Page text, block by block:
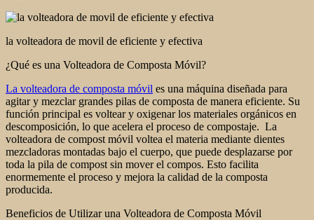
la volteadora de movil de eficiente y efectiva
¿Qué es una Volteadora de Composta Móvil?
La volteadora de composta móvil es una máquina diseñada para
agitar y mezclar grandes pilas de composta de manera eficiente. Su
función principal es voltear y oxigenar los materiales orgánicos en
descomposición, lo que acelera el proceso de compostaje. La
volteadora de compost móvil voltea el materia mediante dientes
mezcladoras montadas bajo el cuerpo, que puede desplazarse por
toda la pila de compost sin mover el compos. Esto facilita
enormemente el proceso y mejora la calidad de la composta
producida.
Beneficios de Utilizar una Volteadora de Composta Móvil